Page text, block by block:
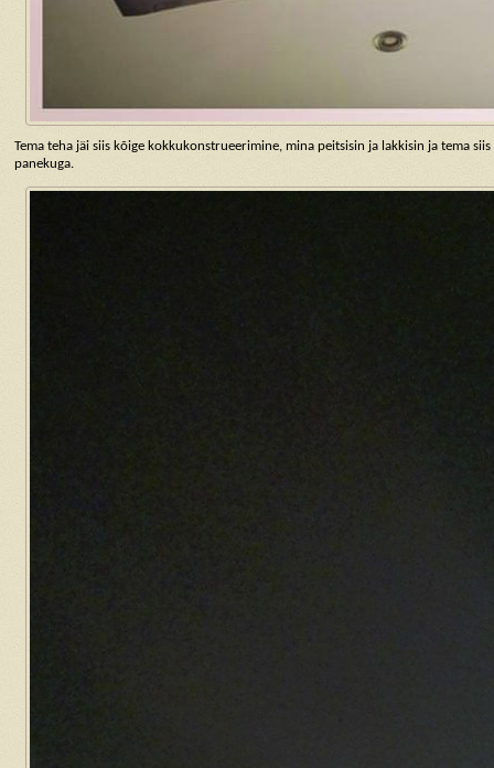
Tema teha jäi siis kõige kokkukonstrueerimine, mina peitsisin ja lakkisin ja tema
panekuga.